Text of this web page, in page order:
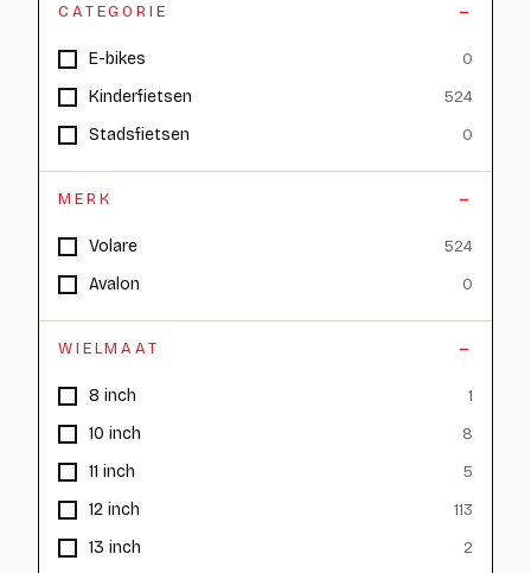
CATEGORIE
E-bikes 0
Kinderfietsen 524
Stadsfietsen 0
MERK
Volare 524
Avalon 0
WIELMAAT
8 inch 1
10 inch 8
11 inch 5
12 inch 113
13 inch 2